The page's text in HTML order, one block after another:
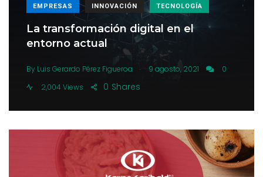
EMPRESAS INNOVACIÓN TECNOLOGÍA
La transformación digital en el
entorno actual
By Luis Gerardo Pérez Figueroa . 9 agosto, 2021
0
2,004 Views
Shares
0